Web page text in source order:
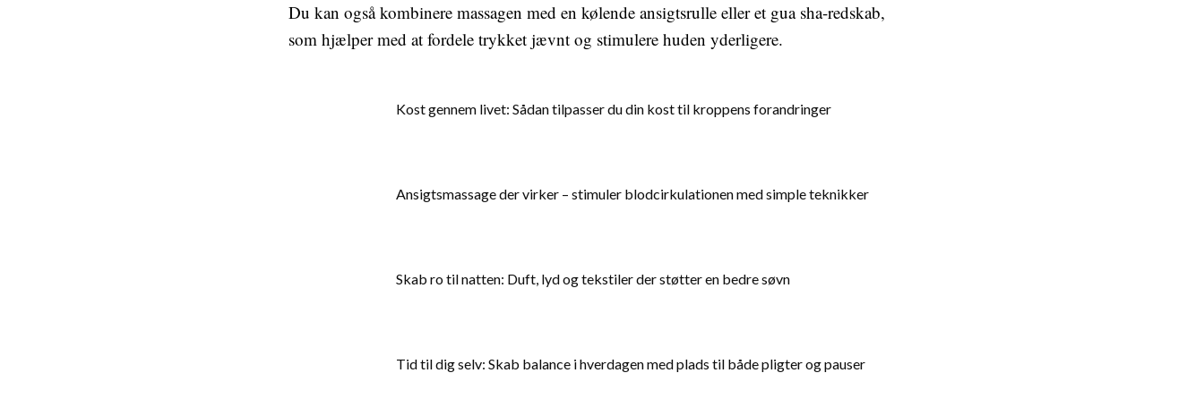
Du kan også kombinere massagen med en kølende ansigtsrulle eller et gua sha-redskab,
som hjælper med at fordele trykket jævnt og stimulere huden yderligere.
Kost gennem livet: Sådan tilpasser du din kost til kroppens forandringer
Ansigtsmassage der virker – stimuler blodcirkulationen med simple teknikker
Skab ro til natten: Duft, lyd og tekstiler der støtter en bedre søvn
Tid til dig selv: Skab balance i hverdagen med plads til både pligter og pauser